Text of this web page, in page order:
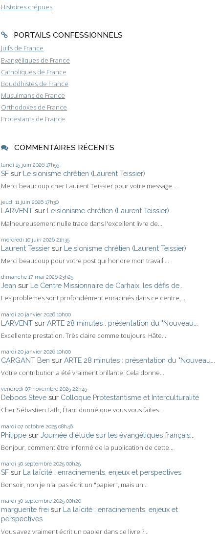
Histoires crépues
PORTAILS CONFESSIONNELS
Juifs de France
Evangéliques de France
Catholiques de France
Bouddhistes de France
Musulmans de France
Orthodoxes de France
Protestants de France
COMMENTAIRES RÉCENTS
lundi 15 juin 2026 17h55
SF sur Le sionisme chrétien (Laurent Teissier)
Merci beaucoup cher Laurent Teissier pour votre message....
jeudi 11 juin 2026 17h30
LARVENT sur Le sionisme chrétien (Laurent Teissier)
Malheureusement nulle trace dans l'excellent livre de...
mercredi 10 juin 2026 21h35
Laurent Tessier sur Le sionisme chrétien (Laurent Teissier)
Merci beaucoup pour votre post qui honore mon travail!...
dimanche 17 mai 2026 23h25
Jean sur Le Centre Missionnaire de Carhaix, les défis de...
Les problèmes sont profondément enracinés dans ce centre,...
mardi 20 janvier 2026 10h00
LARVENT sur ARTE 28 minutes : présentation du "Nouveau...
Excellente prestation. Très claire comme toujours. Hâte...
mardi 20 janvier 2026 10h00
CARGANT Ben sur ARTE 28 minutes : présentation du "Nouveau...
Votre contribution a été vraiment brillante. Cela donne...
vendredi 07 novembre 2025 22h45
Deboos Steve sur Colloque Protestantisme et Interculturalité
Cher Sébastien Fath, Étant donné que vous vous faites...
mardi 07 octobre 2025 08h46
Philippe sur Journée d'étude sur les évangéliques français...
Bonjour, comment être informé de la publication de cette...
mardi 30 septembre 2025 00h25
SF sur La laïcité : enracinements, enjeux et perspectives
Bonsoir, non je n'ai pas écrit un "papier", mais un...
mardi 30 septembre 2025 00h20
marguerite frei sur La laïcité : enracinements, enjeux et
perspectives
Vous avez vraiment écrit un papier dans ce livre ?...